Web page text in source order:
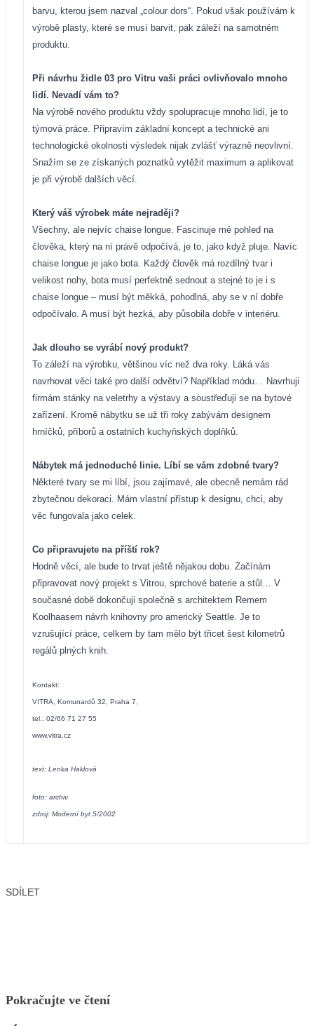
barvu, kterou jsem nazval „colour dors“. Pokud však používám k
výrobě plasty, které se musí barvit, pak záleží na samotném
produktu.
Při návrhu židle 03 pro Vitru vaši práci ovlivňovalo mnoho
lidí. Nevadí vám to?
Na výrobě nového produktu vždy spolupracuje mnoho lidí, je to
týmová práce. Připravím základní koncept a technické ani
technologické okolnosti výsledek nijak zvlášť výrazně neovlivní.
Snažím se ze získaných poznatků vytěžit maximum a aplikovat
je při výrobě dalších věcí.
Který váš výrobek máte nejraději?
Všechny, ale nejvíc chaise longue. Fascinuje mě pohled na
člověka, který na ní právě odpočívá, je to, jako když pluje. Navíc
chaise longue je jako bota. Každý člověk má rozdílný tvar i
velikost nohy, bota musí perfektně sednout a stejné to je i s
chaise longue – musí být měkká, pohodlná, aby se v ní dobře
odpočívalo. A musí být hezká, aby působila dobře v interiéru.
Jak dlouho se vyrábí nový produkt?
To záleží na výrobku, většinou víc než dva roky. Láká vás
navrhovat věci také pro další odvětví? Například módu… Navrhuji
firmám stánky na veletrhy a výstavy a soustřeďuji se na bytové
zařízení. Kromě nábytku se už tři roky zabývám designem
hrníčků, příborů a ostatních kuchyňských doplňků.
Nábytek má jednoduché linie. Líbí se vám zdobné tvary?
Některé tvary se mi líbí, jsou zajímavé, ale obecně nemám rád
zbytečnou dekoraci. Mám vlastní přístup k designu, chci, aby
věc fungovala jako celek.
Co připravujete na příští rok?
Hodně věcí, ale bude to trvat ještě nějakou dobu. Začínám
připravovat nový projekt s Vitrou, sprchové baterie a stůl… V
současné době dokončuji společně s architektem Remem
Koolhaasem návrh knihovny pro americký Seattle. Je to
vzrušující práce, celkem by tam mělo být třicet šest kilometrů
regálů plných knih.
Kontakt:
VITRA, Komunardů 32, Praha 7,
tel.: 02/66 71 27 55
www.vitra.cz
text: Lenka Haklová
foto: archiv
zdroj: Moderní byt 5/2002
SDÍLET
Pokračujte ve čtení